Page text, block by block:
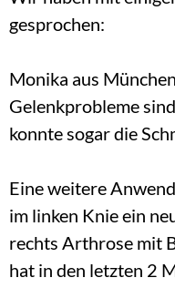
gesprochen:
Monika aus
Gelenkprobleme
konnte sogar die
Eine weitere
im linken Knie ein
rechts Arthrose mit
hat in den letzten 2